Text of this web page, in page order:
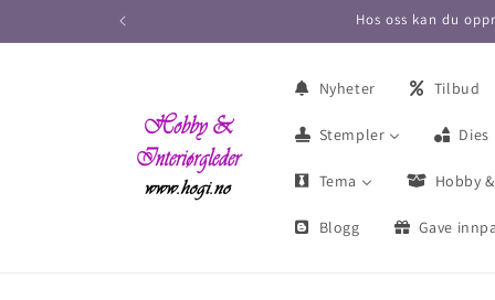
Hos oss kan du
Nyheter Tilbud
Stempler Dies
Tema Hobby
Blogg Gave